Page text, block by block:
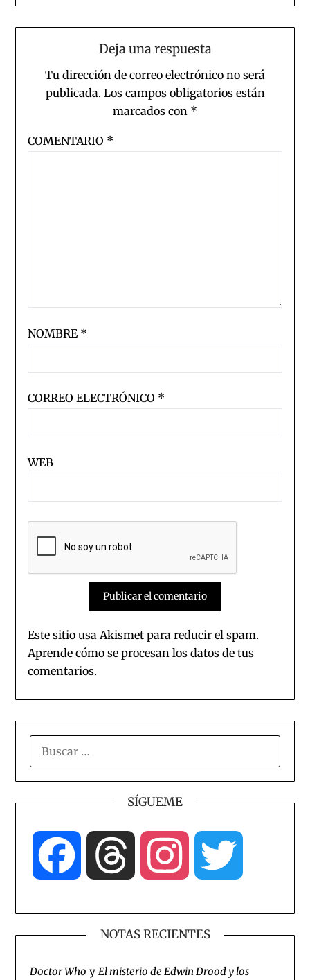
Deja una respuesta
Tu dirección de correo electrónico no será
publicada. Los campos obligatorios están
marcados con *
COMENTARIO *
NOMBRE *
CORREO ELECTRÓNICO *
WEB
Este sitio usa Akismet para reducir el spam.
Aprende cómo se procesan los datos de tus
comentarios.
SÍGUEME
Facebook Threads Instagram
NOTAS RECIENTES
Doctor Who yEl misterio de Edwin Drood y los